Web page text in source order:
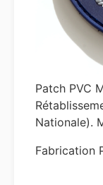
Patch PVC
Nationale).
Fabrication